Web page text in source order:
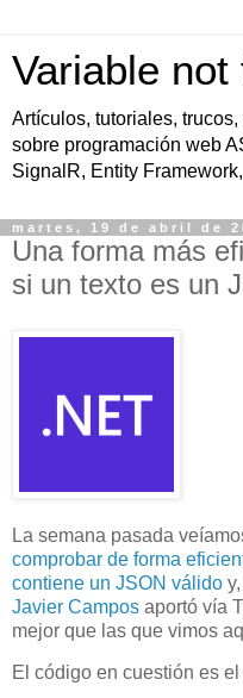
Variable not
Artículos, tutoriales,
sobre programación web
SignalR, Entity
martes, 19 de abril de
Una forma más
si un texto es un
La semana pasada
comprobar de forma
contiene un JSON válido
Javier Campos aportó vía
mejor que las que vimos
El código en cuestión es